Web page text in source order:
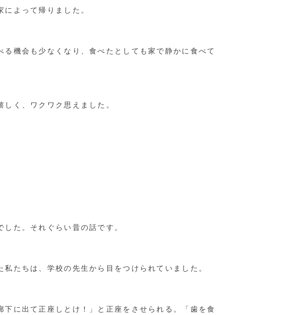
よって帰りました。
機会も少なくなり、食べたとしても家で静かに食べて
く、ワクワク思えました。
た。それぐらい昔の話です。
たちは、学校の先生から目をつけられていました。
に出て正座しとけ！」と正座をさせられる。「歯を食